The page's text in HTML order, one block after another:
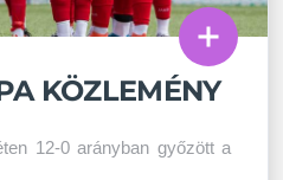
KÖZLEMÉNY
12-0 arányban győzött a